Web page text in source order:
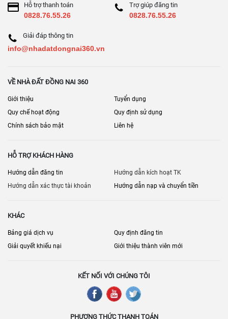
Hỗ trợ thanh toán
0828.76.55.26
Trợ giúp đăng tin
0828.76.55.26
Giải đáp thông tin
info@nhadatdongnai360.vn
VỀ NHÀ ĐẤT ĐỒNG NAI 360
Giới thiệu
Tuyển dụng
Quy chế hoạt động
Quy định sử dụng
Chính sách bảo mật
Liên hệ
HỖ TRỢ KHÁCH HÀNG
Hướng dẫn đăng tin
Hướng dẫn kích hoạt TK
Hướng dẫn xác thực tài khoản
Hướng dẫn nạp và chuyển tiền
KHÁC
Bảng giá dịch vụ
Quy định đăng tin
Giải quyết khiếu nại
Giới thiệu thành viên mới
KẾT NỐI VỚI CHÚNG TÔI
PHƯƠNG THỨC THANH TOÁN